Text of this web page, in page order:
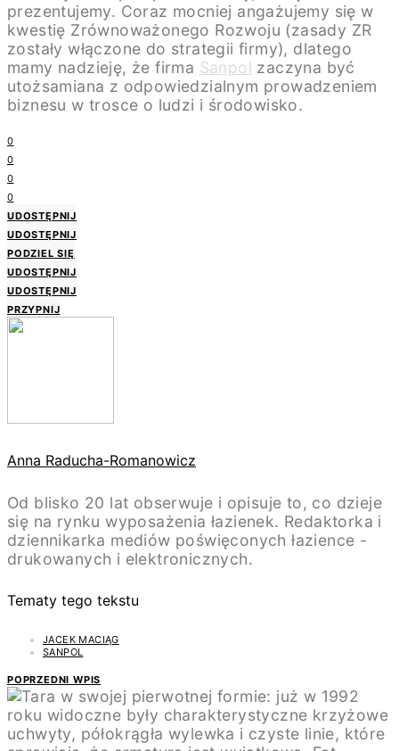
prezentujemy. Coraz mocniej angażujemy się w
kwestię Zrównoważonego Rozwoju (zasady ZR
zostały włączone do strategii firmy), dlatego
mamy nadzieję, że firma Sanpol zaczyna być
utożsamiana z odpowiedzialnym prowadzeniem
biznesu w trosce o ludzi i środowisko.
0
0
0
0
UDOSTĘPNIJ
UDOSTĘPNIJ
PODZIEL SIĘ
UDOSTĘPNIJ
UDOSTĘPNIJ
PRZYPNIJ
Anna Raducha-Romanowicz
Od blisko 20 lat obserwuje i opisuje to, co dzieje
się na rynku wyposażenia łazienek. Redaktorka i
dziennikarka mediów poświęconych łazience -
drukowanych i elektronicznych.
Tematy tego tekstu
JACEK MACIĄG
SANPOL
POPRZEDNI WPIS